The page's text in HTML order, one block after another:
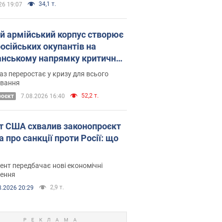
19:07 34,1 т.
армійський корпус створює
окупантів на
напрямку критичний
як це вдалося
переростає у кризу для всього
7.08.2026 16:40 52,2 т.
США схвалив законопроєкт
про санкції проти Росії: що
передбачає нові економічні
20:29 2,9 т.